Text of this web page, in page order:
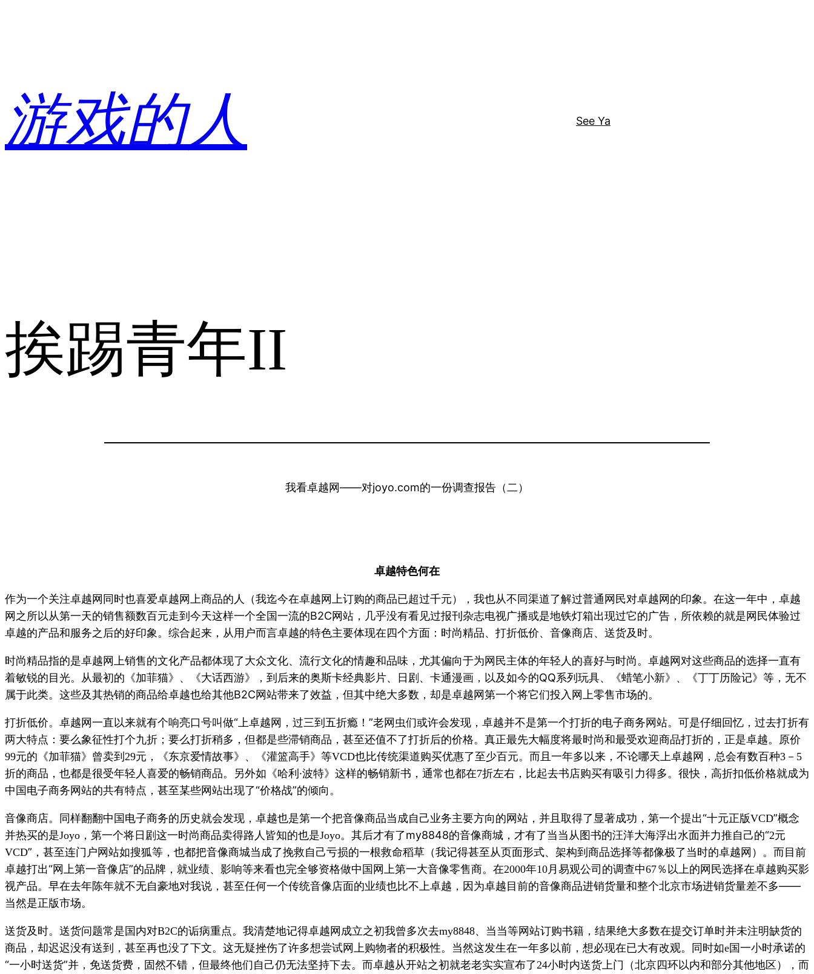
游戏的人 See Ya
挨踢青年II
我看卓越网——对joyo.com的一份调查报告（二）
卓越特色何在
作为一个关注卓越网同时也喜爱卓越网上商品的人（我迄今在卓越网上订购的商品已超过千元），我也从不同渠道了解过普通网民对卓越网的印象。在这一年中，卓越
网之所以从第一天的销售额数百元走到今天这样一个全国一流的B2C网站，几乎没有看见过报刊杂志电视广播或是地铁灯箱出现过它的广告，所依赖的就是网民体验过
卓越的产品和服务之后的好印象。综合起来，从用户而言卓越的特色主要体现在四个方面：时尚精品、打折低价、音像商店、送货及时。
时尚精品指的是卓越网上销售的文化产品都体现了大众文化、流行文化的情趣和品味，尤其偏向于为网民主体的年轻人的喜好与时尚。卓越网对这些商品的选择一直有
着敏锐的目光。从最初的《加菲猫》、《大话西游》，到后来的奥斯卡经典影片、日剧、卡通漫画，以及如今的QQ系列玩具、《蜡笔小新》、《丁丁历险记》等，无不
属于此类。这些及其热销的商品给卓越也给其他B2C网站带来了效益，但其中绝大多数，却是卓越网第一个将它们投入网上零售市场的。
打折低价。卓越网一直以来就有个响亮口号叫做“上卓越网，过三到五折瘾！”老网虫们或许会发现，卓越并不是第一个打折的电子商务网站。可是仔细回忆，过去打折有
两大特点：要么象征性打个九折；要么打折稍多，但都是些滞销商品，甚至还值不了打折后的价格。真正最先大幅度将最时尚和最受欢迎商品打折的，正是卓越。原价
99元的《加菲猫》曾卖到 29元，《东京爱情故事》、《灌篮高手》等VCD也比传统渠道购买优惠了至少百元。而且一年多以来，不论哪天上卓越网，总会有数百种3 － 5
折的商品，也都是很受年轻人喜爱的畅销商品。另外如《哈利·波特》这样的畅销新书，通常也都在7折左右，比起去书店购买有吸引力得多。很快，高折扣低价格就成为
中国电子商务网站的共有特点，甚至某些网站出现了“价格战”的倾向。
音像商店。同样翻翻中国电子商务的历史就会发现，卓越也是第一个把音像商品当成自己业务主要方向的网站，并且取得了显著成功，第一个提出“十元正版VCD”概念
并热买的是Joyo ，第一个将日剧这一时尚商品卖得路人皆知的也是Joyo。其后才有了my8848的音像商城，才有了当当从图书的汪洋大海浮出水面并力推自己的“2元
VCD”，甚至连门户网站如搜狐等，也都把音像商城当成了挽救自己亏损的一根救命稻草（我记得甚至从页面形式、架构到商品选择等都像极了当时的卓越网）。而目前
卓越打出“网上第一音像店”的品牌，就业绩、影响等来看也完全够资格做中国网上第一大音像零售商。在2000年10 月易观公司的调查中67％以上的网民选择在卓越购买影
视产品。早在去年陈年就不无自豪地对我说，甚至任何一个传统音像店面的业绩也比不上卓越，因为卓越目前的音像商品进销货量和整个北京市场进销货量差不多——
当然是正版市场。
送货及时。送货问题常是国内对B2C的诟病重点。我清楚地记得卓越网成立之初我曾多次去my8848、当当等网站订购书籍，结果绝大多数在提交订单时并未注明缺货的
商品，却迟迟没有送到，甚至再也没了下文。这无疑挫伤了许多想尝试网上购物者的积极性。当然这发生在一年多以前，想必现在已大有改观。同时如e国一小时承诺的
“一小时送货”并，免送货费，固然不错，但最终他们自己仍无法坚持下去。而卓越从开站之初就老老实实宣布了24小时内送货上门（北京四环以内和部分其他地区），而